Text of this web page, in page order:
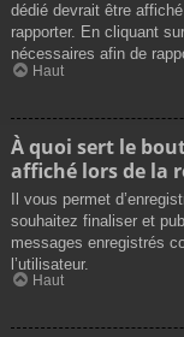
dédié devrait être
rapporter. En cliquant
nécessaires afin de
Haut
À quoi sert le
affiché lors de la
Il vous permet
souhaitez finaliser et
messages enregistrés
l’utilisateur.
Haut